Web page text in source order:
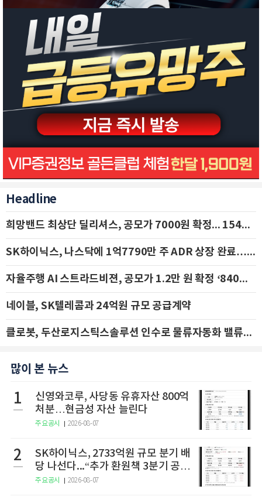
Headline
희망밴드 최상단 딜리셔스, 공모가 7000원 확정... 154억 규모 IPO 돌입
SK하이닉스, 나스닥에 1억7790만 주 ADR 상장 완료…29일 국내 추가 상장
자율주행 AI 스트라드비젼, 공모가 1.2만 원 확정 ‘840억 수혈’
네이블, SK텔레콤과 24억원 규모 공급계약
클로봇, 두산로지스틱스솔루션 인수로 물류자동화 밸류체인 확장 추진 - IBK투자증권
많이 본 뉴스
1
신영와코루, 사당동 유휴자산 800억
처분…현금성 자산 늘린다
주요공시 2026-08-07
2
SK하이닉스, 2733억원 규모 분기 배
당 나선다...“추가 환원책 3분기 공
개”
주요공시 2026-08-07